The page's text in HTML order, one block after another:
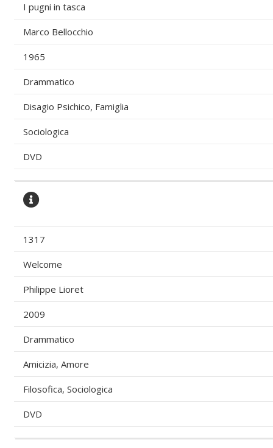
I pugni in tasca
Marco Bellocchio
1965
Drammatico
Disagio Psichico, Famiglia
Sociologica
DVD
1317
Welcome
Philippe Lioret
2009
Drammatico
Amicizia, Amore
Filosofica, Sociologica
DVD